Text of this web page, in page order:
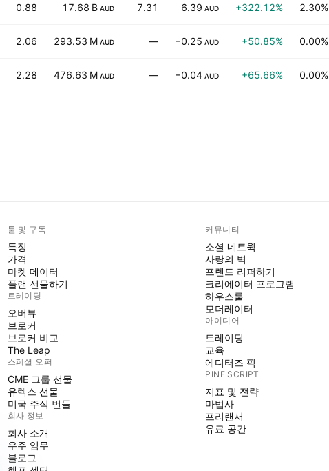
0.88 17.68 B AUD 7.31 6.39 AUD +322.12% 2.30%
2.06 293.53 M AUD — −0.25 AUD +50.85% 0.00%
2.28 476.63 M AUD — −0.04 AUD +65.66% 0.00%
툴 및 구독
특징
가격
마켓 데이터
플랜 선물하기
트레이딩
오버뷰
브로커
브로커 비교
The Leap
스페셜 오퍼
CME 그룹 선물
유렉스 선물
미국 주식 번들
회사 정보
회사 소개
우주 임무
블로그
커뮤니티
소셜 네트웍
사랑의 벽
프렌드 리퍼하기
크리에이터 프로그램
하우스룰
모더레이터
아이디어
트레이딩
교육
에디터즈 픽
PINE SCRIPT
지표 및 전략
마법사
프리랜서
유료 공간